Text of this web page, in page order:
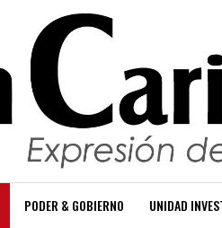
PODER & GOBIERNO UNIDAD